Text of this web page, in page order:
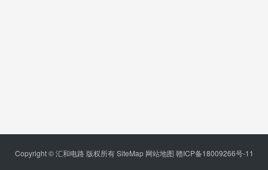
Copyright © 汇和电路 版权所有SiteMap 网站地图 赣ICP备18009266号-11